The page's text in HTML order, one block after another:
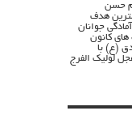
حسن
شد. مهمترین هدف
جوانان
کانون
(ع) با
لولیک الفرج